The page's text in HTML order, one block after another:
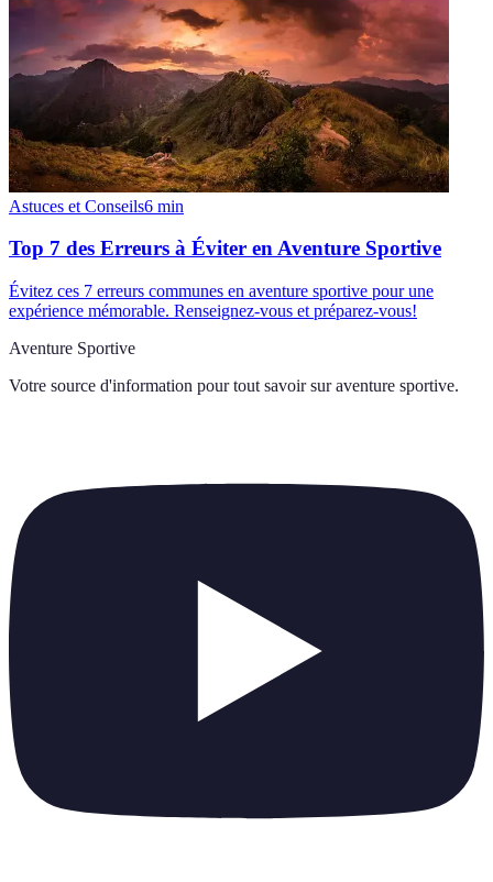
Astuces et Conseils6 min
Top 7 des Erreurs à Éviter en Aventure Sportive
Évitez ces 7 erreurs communes en aventure sportive pour une
expérience mémorable. Renseignez-vous et préparez-vous!
Aventure Sportive
Votre source d'information pour tout savoir sur aventure sportive.